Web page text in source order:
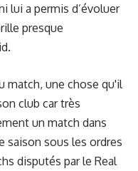
lui a permis d’évoluer
presque
match, une chose qu'il
club car très
un match dans
saison sous les ordres
disputés par le Real